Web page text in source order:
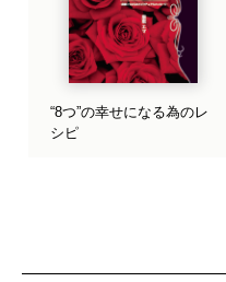
“8つ”の幸せになる為のレ
シピ